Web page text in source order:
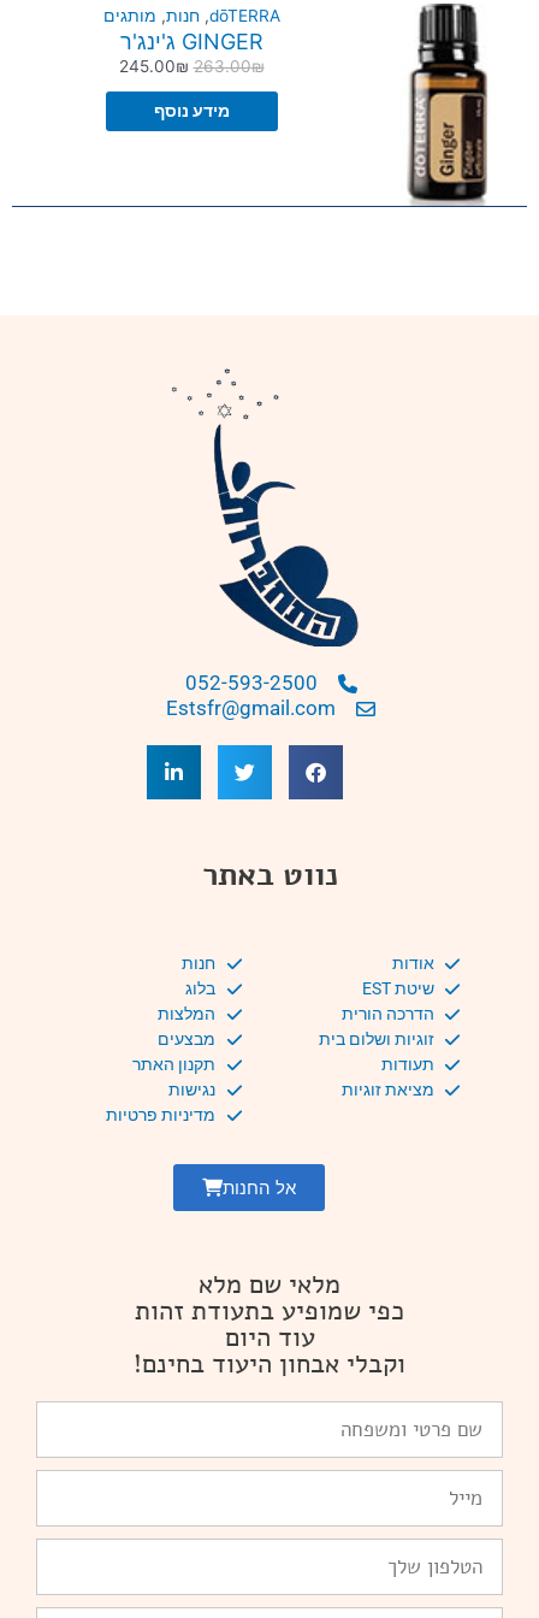
dōTERRA
,חנות, מותגים
GINGER ג'ינג'ר
263.00₪
245.00₪
מידע נוסף
052-593-2500
Estsfr@gmail.com
נווט באתר
אודות
שיטת EST
הדרכה הורית
זוגיות ושלום בית
תעודות
מציאת זוגיות
חנות
בלוג
המלצות
מבצעים
תקנון האתר
נגישות
מדיניות פרטיות
אל החנות
מלאי שם מלא
כפי שמופיע בתעודת זהות
עוד היום
וקבלי אבחון היעוד בחינם!
פרטי
ומשפחה